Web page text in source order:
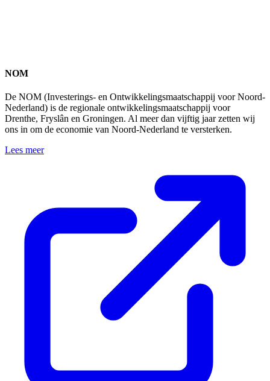
NOM
De NOM (Investerings- en Ontwikkelingsmaatschappij voor Noord-
Nederland) is de regionale ontwikkelingsmaatschappij voor
Drenthe, Fryslân en Groningen. Al meer dan vijftig jaar zetten wij
ons in om de economie van Noord-Nederland te versterken.
Lees meer